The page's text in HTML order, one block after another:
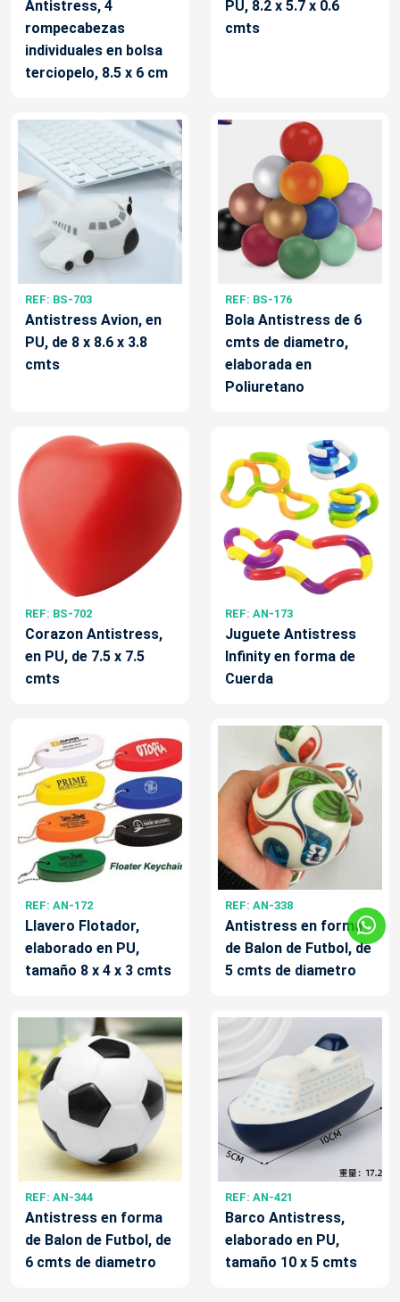
Antistress, 4
rompecabezas
individuales en bolsa
terciopelo, 8.5 x 6 cm
PU, 8.2 x 5.7 x 0.6
cmts
REF: BS-703
Antistress Avion, en
PU, de 8 x 8.6 x 3.8
cmts
REF: BS-176
Bola Antistress de 6
cmts de diametro,
elaborada en
Poliuretano
REF: BS-702
Corazon Antistress,
en PU, de 7.5 x 7.5
cmts
REF: AN-173
Juguete Antistress
Infinity en forma de
Cuerda
REF: AN-172
Llavero Flotador,
elaborado en PU,
tamaño 8 x 4 x 3 cmts
REF: AN-338
Antistress en forma
de Balon de Futbol, de
5 cmts de diametro
REF: AN-344
Antistress en forma
de Balon de Futbol, de
6 cmts de diametro
REF: AN-421
Barco Antistress,
elaborado en PU,
tamaño 10 x 5 cmts